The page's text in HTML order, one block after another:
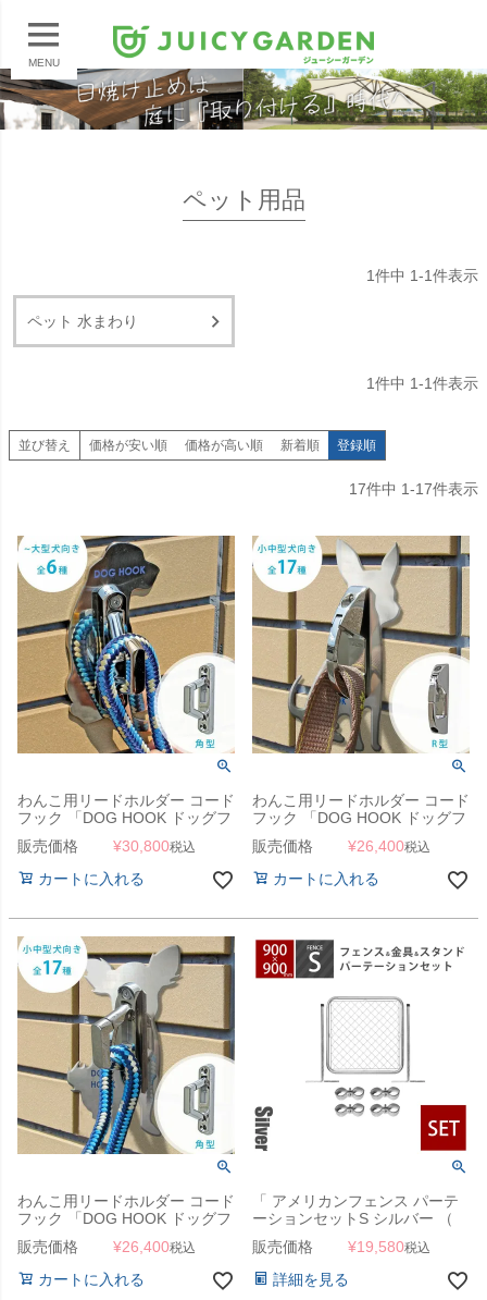
MENU
ペット用品
1件中 1-1件表示
ペット 水まわり
1件中 1-1件表示
並び替え 価格が安い順 価格が高い順 新着順 登録順
17件中 1-17件表示
わんこ用リードホルダー コード
フック 「DOG HOOK ドッグフ
ック 壁付けリードフック 小～
大型犬向き 角型」
販売価格 ¥30,800税込
カートに入れる
わんこ用リードホルダー コード
フック 「DOG HOOK ドッグフ
ック 壁付けリードフック 小中
型犬向き R型」
販売価格 ¥26,400税込
カートに入れる
わんこ用リードホルダー コード
フック 「DOG HOOK ドッグフ
ック 壁付けリードフック 小中
型犬向き 角型」
販売価格 ¥26,400税込
カートに入れる
「 アメリカンフェンス パーテ
ーションセットS シルバー （
900×900mmフェンス＋
Φ31.8mmスタンド2本＋ジョイ
ントA4個 ） 」
販売価格 ¥19,580税込
詳細を見る